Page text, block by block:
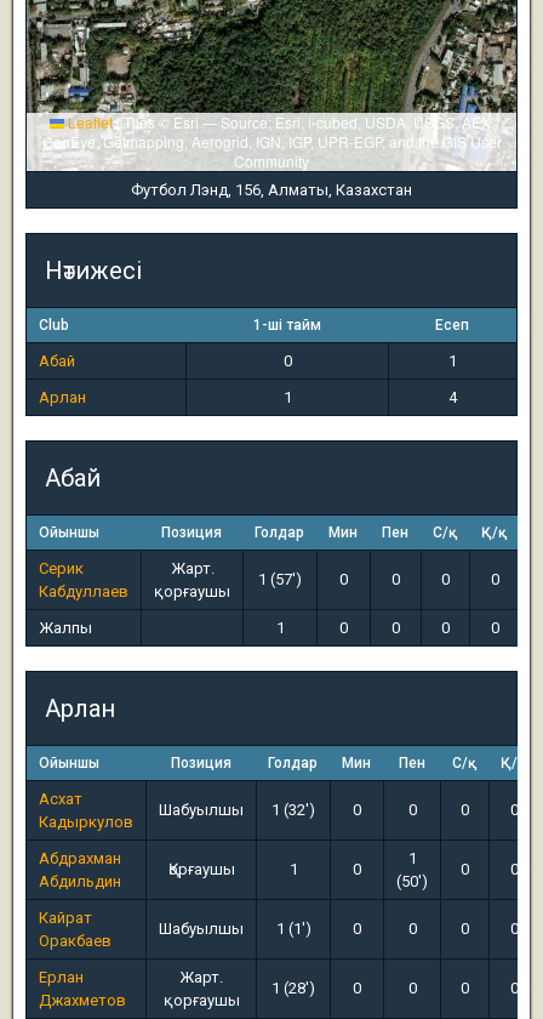
Leaflet|Tiles © Esri — Source: Esri, i-cubed, USDA, USGS, AEX,
GeoEye, Getmapping, Aerogrid, IGN, IGP, UPR-EGP, and the GIS User
Community
Футбол Лэнд, 156, Алматы, Казахстан
Нәтижесі
Club 1-ші тайм Есеп
Абай 0
1
Арлан
1 4
Абай
Ойыншы Позиция Голдар Мин Пен С/қ Қ/қ
Серик
Кабдуллаев
Жарт.
қорғаушы
1 (57') 0 0 0 0
Жалпы 1 0 0 0 0
Арлан
Ойыншы Позиция Голдар Мин Пен С/қ Қ/қ
Асхат
Кадыркулов
Шабуылшы 1 (32') 0 0 0 0
Абдрахман
Абдильдин
Қорғаушы 1 0
1
(50')
0 0
Кайрат
Оракбаев
Шабуылшы 1 (1') 0 0 0 0
Ерлан
Джахметов
Жарт.
қорғаушы
1 (28') 0 0 0 0